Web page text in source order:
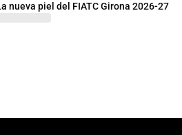
nueva piel del FIATC Girona 2026-27